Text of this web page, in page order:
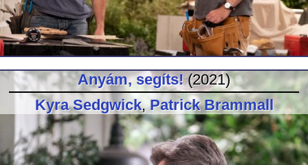
Anyám, segíts!(2021)
Kyra Sedgwick,Patrick Brammall